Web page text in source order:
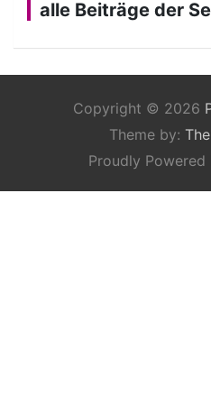
alle Beiträge der
Copyright © 2026
Theme by:
Proudly Powered